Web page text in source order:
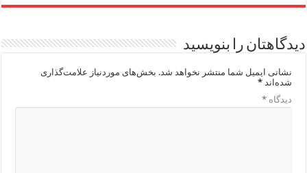
دیدگاهتان را بنویسید
نشانی ایمیل شما منتشر نخواهد شد. بخش‌های موردنیاز علامت‌گذاری
شده‌اند*
دیدگاه*